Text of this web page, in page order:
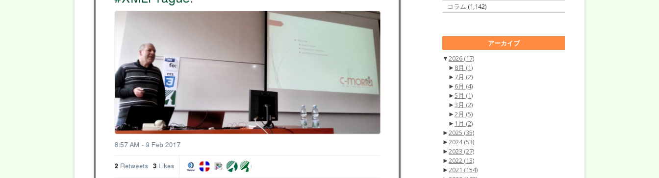
コラム (1,142)
アーカイブ
▼2026 (17)
► 8月 (1)
► 7月 (2)
► 6月 (4)
►5月 (1)
►3月 (2)
►2月 (5)
► 1月 (2)
►2025 (35)
►2024(53)
►2023 (27)
►2022 (13)
►2021 (154)